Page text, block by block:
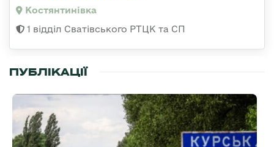
Костянтинівка
1 відділ Сватівського РТЦК та СП
ПУБЛІКАЦІЇ